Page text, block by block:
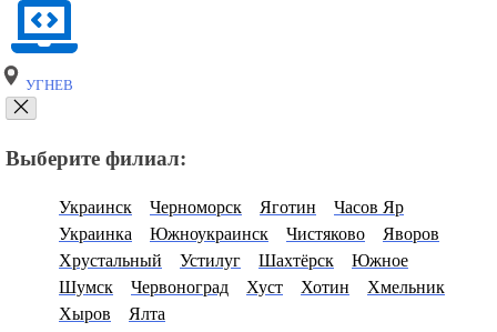
УГНЕВ
Выберите филиал:
Украинск Черноморск Яготин
Часов Яр
Украинка
Южноукраинск Чистяково
Яворов
Хрустальный
Устилуг Шахтёрск
Южное
Шумск
Червоноград Хуст Хотин
Хмельник
Хыров
Ялта